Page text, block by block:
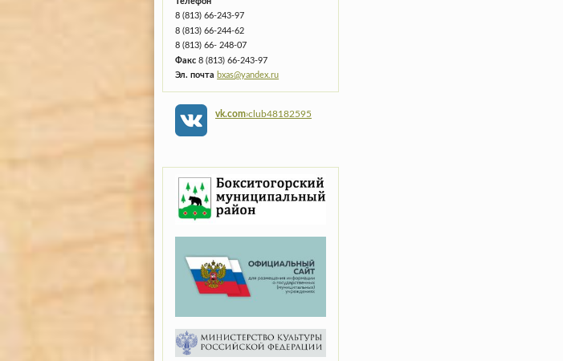
8 (813) 66-243-97
8 (813) 66-244-62
8 (813) 66- 248-07
Факс 8 (813) 66-243-97
Эл. почта bxas@yandex.ru
vk.com›club48182595